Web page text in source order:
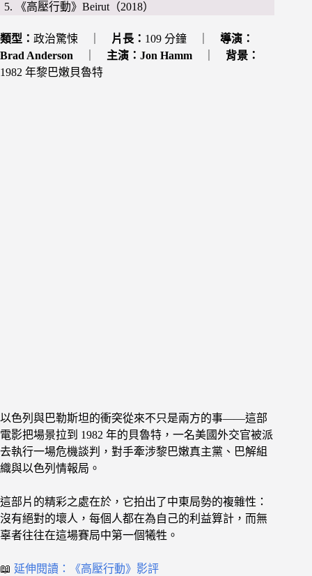
5. 《高壓行動》Beirut（2018）
類型： 政治驚悚 ｜ 片長： 109 分鐘 ｜ 導演：
Brad Anderson
主演： Jon Hamm
背景：
1982 年黎巴嫩貝魯特
以色列與巴勒斯坦的衝突從來不只是兩方的事——這部
電影把場景拉到 1982 年的貝魯特，一名美國外交官被派
去執行一場危機談判，對手牽涉黎巴嫩真主黨、巴解組
織與以色列情報局。
這部片的精彩之處在於，它拍出了中東局勢的複雜性：
沒有絕對的壞人，每個人都在為自己的利益算計，而無
辜者往往在這場賽局中第一個犧牲。
📖 延伸閱讀：《高壓行動》影評